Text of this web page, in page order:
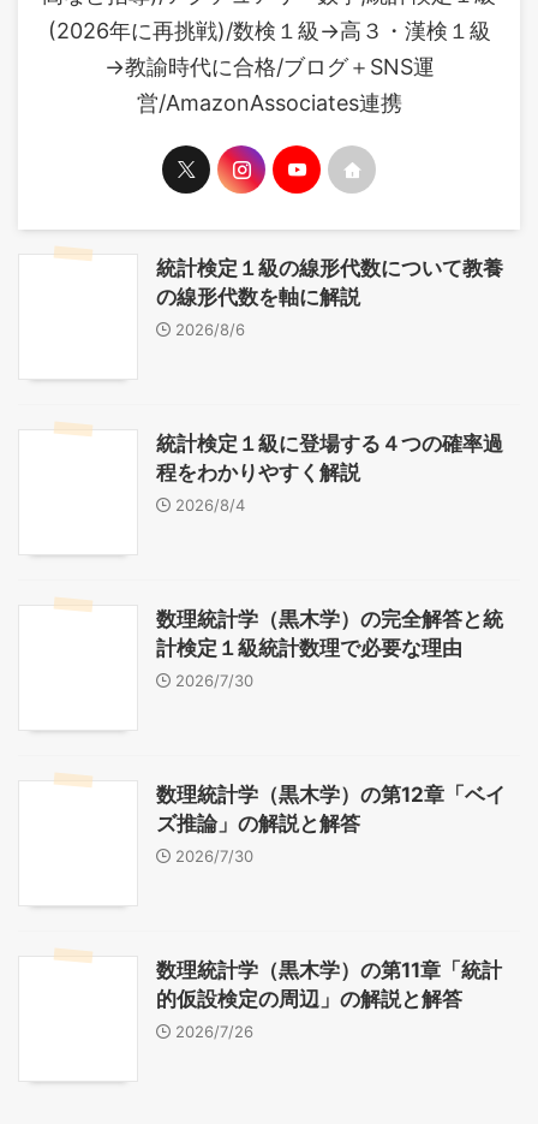
(2026年に再挑戦)/数検１級→高３・漢検１級
→教諭時代に合格/ブログ＋SNS運
営/AmazonAssociates連携
統計検定１級の線形代数について教養
の線形代数を軸に解説
2026/8/6
統計検定１級に登場する４つの確率過
程をわかりやすく解説
2026/8/4
数理統計学（黒木学）の完全解答と統
計検定１級統計数理で必要な理由
2026/7/30
数理統計学（黒木学）の第12章「ベイ
ズ推論」の解説と解答
2026/7/30
数理統計学（黒木学）の第11章「統計
的仮設検定の周辺」の解説と解答
2026/7/26